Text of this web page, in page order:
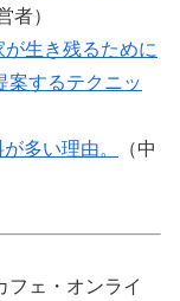
者）
生き残るために
案するテクニッ
多い理由。
（中
フェ・オンライ